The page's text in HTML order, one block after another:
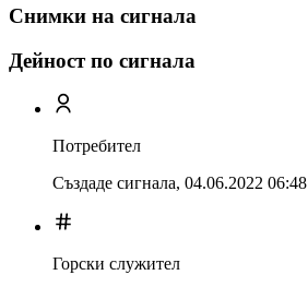
Снимки на сигнала
Дейност по сигнала
Потребител
Създаде сигнала, 04.06.2022 06:48
Горски служител